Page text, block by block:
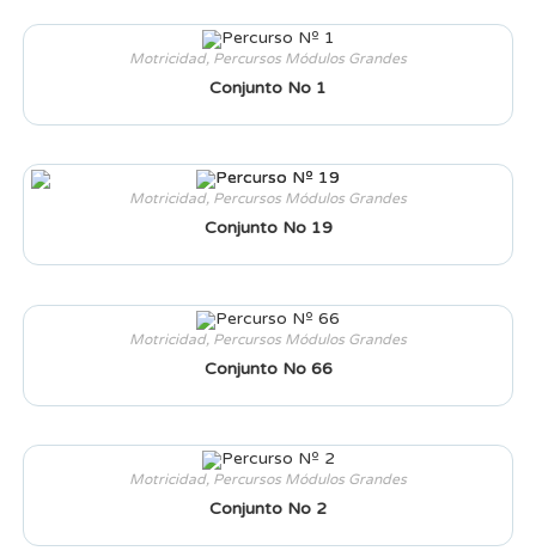
Motricidad, Percursos Módulos Grandes
Conjunto No 1
Motricidad, Percursos Módulos Grandes
Conjunto No 19
Motricidad, Percursos Módulos Grandes
Conjunto No 66
Motricidad, Percursos Módulos Grandes
Conjunto No 2